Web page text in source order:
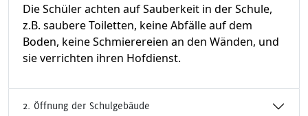
Die Schüler achten auf Sauberkeit in der Schule,
z.B. saubere Toiletten, keine Abfälle auf dem
Boden, keine Schmierereien an den Wänden, und
sie verrichten ihren Hofdienst.
2. Öffnung der Schulgebäude